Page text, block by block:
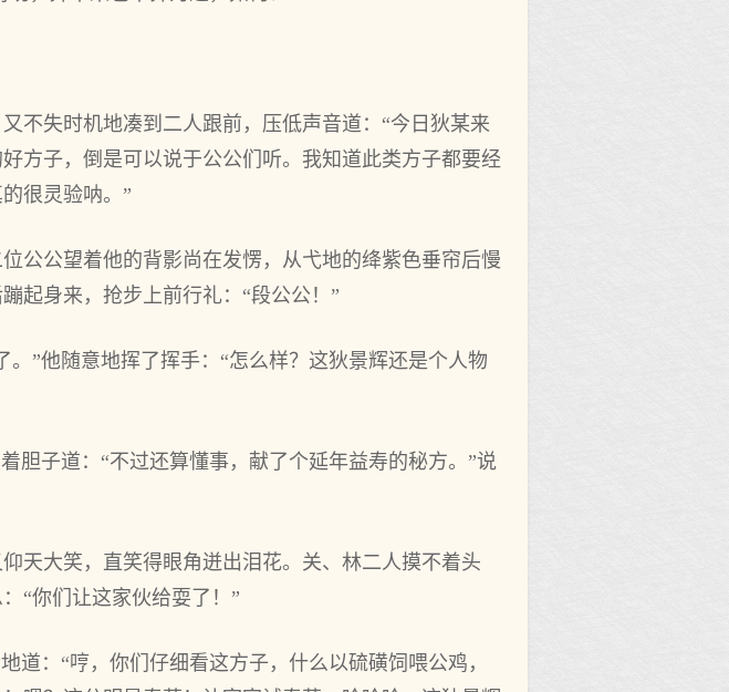
不失时机地凑到二人跟前，压低声音道：“今日狄某来
方子，倒是可以说于公公们听。我知道此类方子都要经
很灵验呐。”
公公望着他的背影尚在发愣，从弋地的绛紫色垂帘后慢
起身来，抢步上前行礼：“段公公！”
”他随意地挥了挥手：“怎么样？这狄景辉还是个人物
胆子道：“不过还算懂事，献了个延年益寿的秘方。”说
天大笑，直笑得眼角迸出泪花。关、林二人摸不着头
“你们让这家伙给耍了！”
：“哼，你们仔细看这方子，什么以硫磺饲喂公鸡，